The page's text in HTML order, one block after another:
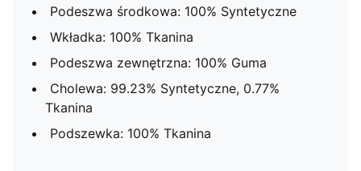
Podeszwa środkowa: 100% Syntetyczne
Wkładka: 100% Tkanina
Podeszwa zewnętrzna: 100% Guma
Cholewa: 99.23% Syntetyczne, 0.77%
Tkanina
Podszewka: 100% Tkanina